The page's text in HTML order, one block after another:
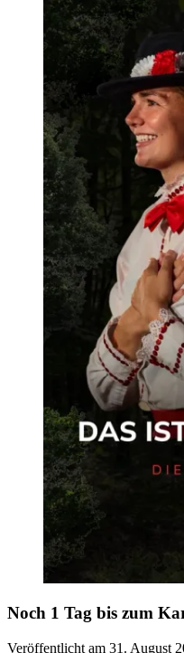
Noch 1 Tag bis zum
Veröffentlicht am 31. August